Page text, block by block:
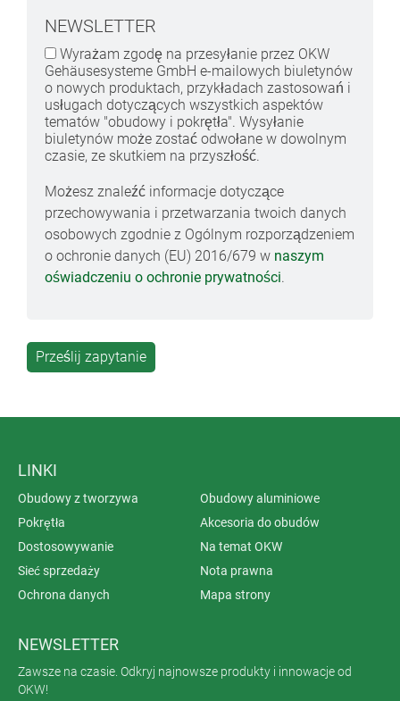
NEWSLETTER
Wyrażam zgodę na przesyłanie przez OKW
Gehäusesysteme GmbH e-mailowych biuletynów
o nowych produktach, przykładach zastosowań i
usługach dotyczących wszystkich aspektów
tematów "obudowy i pokrętła". Wysyłanie
biuletynów może zostać odwołane w dowolnym
czasie, ze skutkiem na przyszłość.
Możesz znaleźć informacje dotyczące
przechowywania i przetwarzania twoich danych
osobowych zgodnie z Ogólnym rozporządzeniem
o ochronie danych (EU) 2016/679 w naszym
oświadczeniu o ochronie prywatności.
LINKI
Obudowy z tworzywa
Obudowy aluminiowe
Pokrętła
Akcesoria do obudów
Dostosowywanie
Na temat OKW
Sieć sprzedaży
Nota prawna
Ochrona danych
Mapa strony
NEWSLETTER
Zawsze na czasie. Odkryj najnowsze produkty i innowacje od
OKW!